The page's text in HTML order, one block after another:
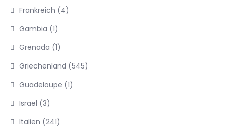
Frankreich (4)
Gambia (1)
Grenada (1)
Griechenland (545)
Guadeloupe (1)
Israel (3)
Italien (241)